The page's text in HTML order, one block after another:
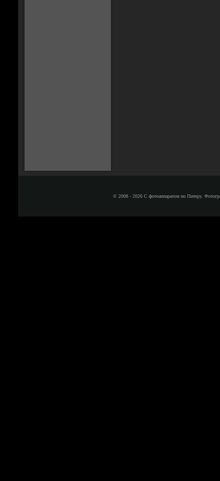
© 2008 - 2026 С фотоаппаратом по Питеру.